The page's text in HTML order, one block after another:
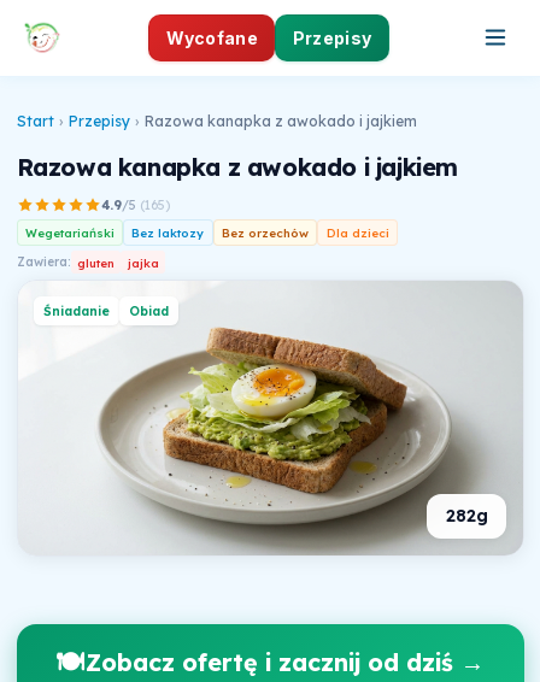
Wycofane Przepisy
Start › Przepisy › Razowa kanapka z awokado i jajkiem
Razowa kanapka z awokado i jajkiem
4.9/5 (165)
Wegetariański Bez laktozy Bez orzechów Dla dzieci
Zawiera: gluten jajka
Śniadanie Obiad
282g
🍽️Zobacz ofertę i zacznij od dziś →